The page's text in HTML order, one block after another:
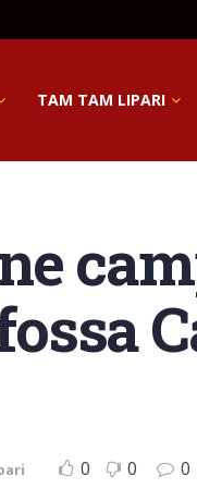
TAM TAM LIPARI
0 0 0